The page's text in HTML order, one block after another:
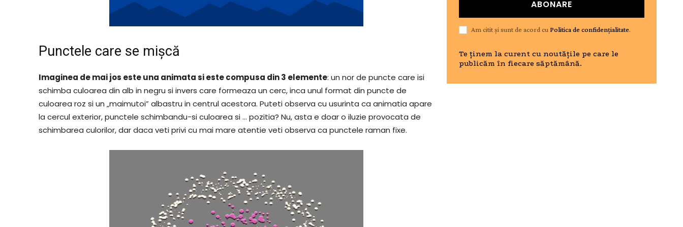
Punctele care se mișcă
Imaginea de mai jos este una animata si este compusa din 3 elemente: un nor de puncte care isi
schimba culoarea din alb in negru si invers care formeaza un cerc, inca unul format din puncte de
culoarea roz si un „maimutoi” albastru in centrul acestora. Puteti observa cu usurinta ca animatia apare
la cercul exterior, punctele schimbandu-si culoarea si … pozitia? Nu, asta e doar o iluzie provocata de
schimbarea culorilor, dar daca veti privi cu mai mare atentie veti observa ca punctele raman fixe.
ABONARE
Am citit și sunt de acord cuPolitica de confidențialitate.
Te ținem la curent cu noutățile pe care le
publicăm în fiecare săptămână.